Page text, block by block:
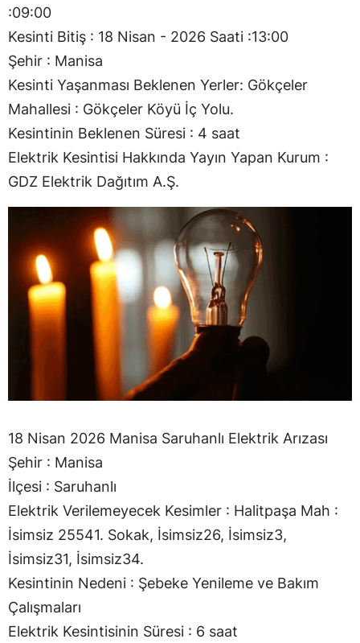
:09:00
Kesinti Bitiş : 18 Nisan - 2026 Saati :13:00
Şehir : Manisa
Kesinti Yaşanması Beklenen Yerler: Gökçeler
Mahallesi : Gökçeler Köyü İç Yolu.
Kesintinin Beklenen Süresi : 4 saat
Elektrik Kesintisi Hakkında Yayın Yapan Kurum :
GDZ Elektrik Dağıtım A.Ş.
18 Nisan 2026 Manisa Saruhanlı Elektrik Arızası
Şehir : Manisa
İlçesi : Saruhanlı
Elektrik Verilemeyecek Kesimler : Halitpaşa Mah :
İsimsiz 25541. Sokak, İsimsiz26, İsimsiz3,
İsimsiz31, İsimsiz34.
Kesintinin Nedeni : Şebeke Yenileme ve Bakım
Çalışmaları
Elektrik Kesintisinin Süresi : 6 saat